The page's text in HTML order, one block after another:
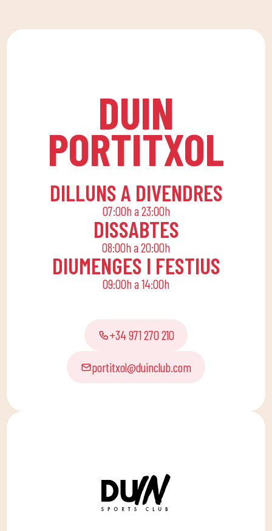
lúdiques i educatives
perquè els petits de
casa gaudeixin sols o en
família.
classes de natació a
DUIN
PORTITXOL
DILLUNS A DIVENDRES
07:00h a 23:00h
DISSABTES
08:00h a 20:00h
DIUMENGES I FESTIUS
09:00h a 14:00h
+34 971 270 210
portitxol@duinclub.com